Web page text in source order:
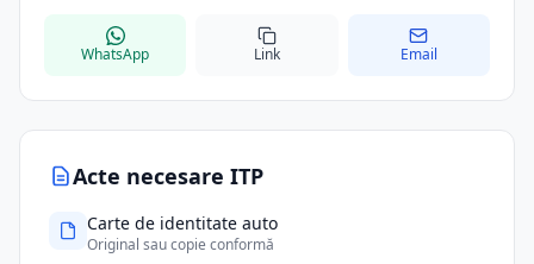
Acte necesare ITP
Carte de identitate auto
Original sau copie conformă
WhatsApp Link Email